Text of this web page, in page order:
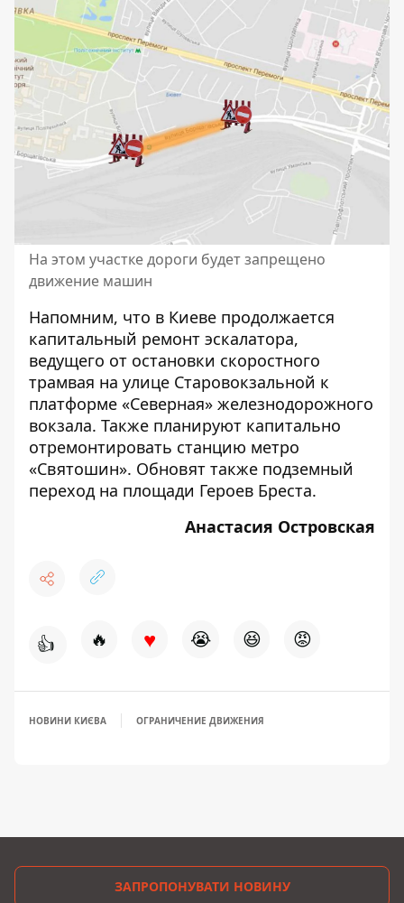
На этом участке дороги будет запрещено
движение машин
Напомним, что в Киеве продолжается
капитальный ремонт эскалатора,
ведущего от остановки скоростного
трамвая на улице Старовокзальной к
платформе «Северная» железнодорожного
вокзала. Также планируют капитально
отремонтировать станцию метро
«Святошин». Обновят также подземный
переход на площади Героев Бреста.
Анастасия Островская
👍 🔥 ♥ 😭 😆 😡
НОВИНИ КИЄВА ОГРАНИЧЕНИЕ ДВИЖЕНИЯ
ЗАПРОПОНУВАТИ НОВИНУ